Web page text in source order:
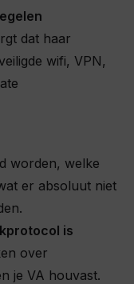
dat haar
wifi, VPN,
worden, welke
er absoluut niet
is
over
je VA houvast.